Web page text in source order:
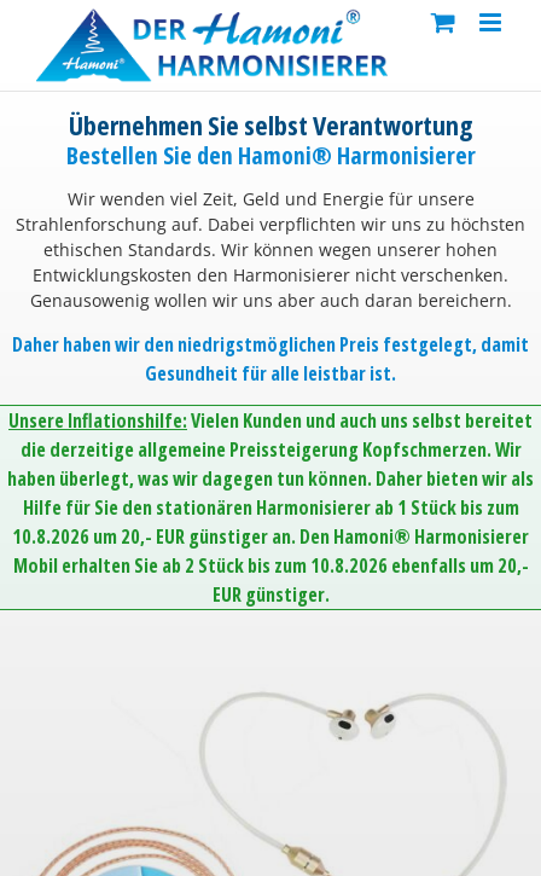
content
Übernehmen Sie selbst Verantwortung
Bestellen Sie den Hamoni® Harmonisierer
Wir wenden viel Zeit, Geld und Energie für unsere
Strahlenforschung auf. Dabei verpflichten wir uns zu höchsten
ethischen Standards. Wir können wegen unserer hohen
Entwicklungskosten den Harmonisierer nicht verschenken.
Genausowenig wollen wir uns aber auch daran bereichern.
Daher haben wir den niedrigstmöglichen Preis festgelegt, damit
Gesundheit für alle leistbar ist.
Unsere Inflationshilfe:Vielen Kunden und auch uns selbst bereitet
die derzeitige allgemeine Preissteigerung Kopfschmerzen. Wir
haben überlegt, was wir dagegen tun können. Daher bieten wir als
Hilfe für Sie den stationären Harmonisierer ab 1 Stück bis zum
10.8.2026 um 20,- EUR günstiger an. Den Hamoni® Harmonisierer
Mobil erhalten Sie ab 2 Stück bis zum 10.8.2026 ebenfalls um 20,-
EUR günstiger.